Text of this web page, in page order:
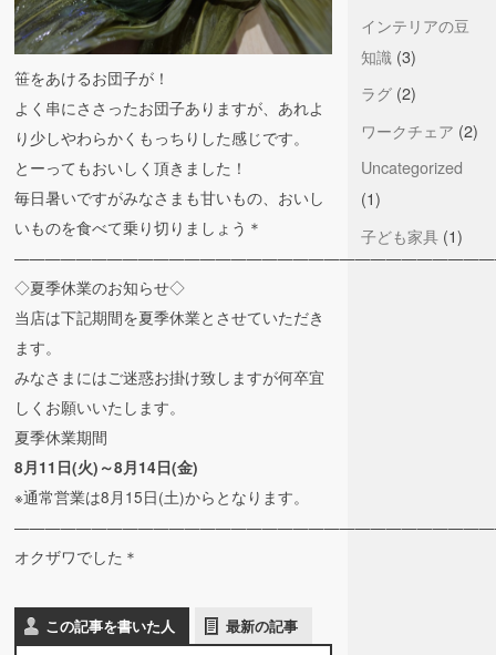
笹をあけるお団子が！
よく串にささったお団子ありますが、あれよ
り少しやわらかくもっちりした感じです。
とーってもおいしく頂きました！
毎日暑いですがみなさまも甘いもの、おいし
いものを食べて乗り切りましょう＊
◇夏季休業のお知らせ◇
当店は下記期間を夏季休業とさせていただき
ます。
みなさまにはご迷惑お掛け致しますが何卒宜
しくお願いいたします。
夏季休業期間
8月11日(火)～8月14日(金)
※通常営業は8月15日(土)からとなります。
オクザワでした＊
この記事を書いた人 最新の記事
インテリアの豆
知識 (3)
ラグ(2)
ワークチェア (2)
Uncategorized
(1)
子ども家具(1)